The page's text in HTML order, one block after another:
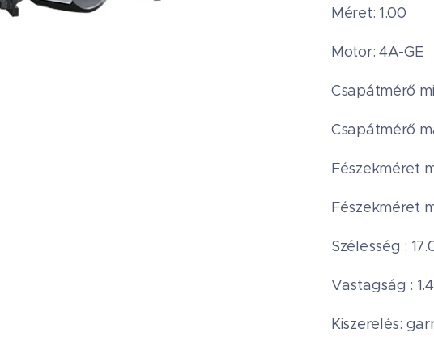
Méret: 1.00
Motor: 4A-GE
Csapátmérő
Csapátmérő
Fészekméret
Fészekméret
Szélesség :
Vastagság :
Kiszerelés: